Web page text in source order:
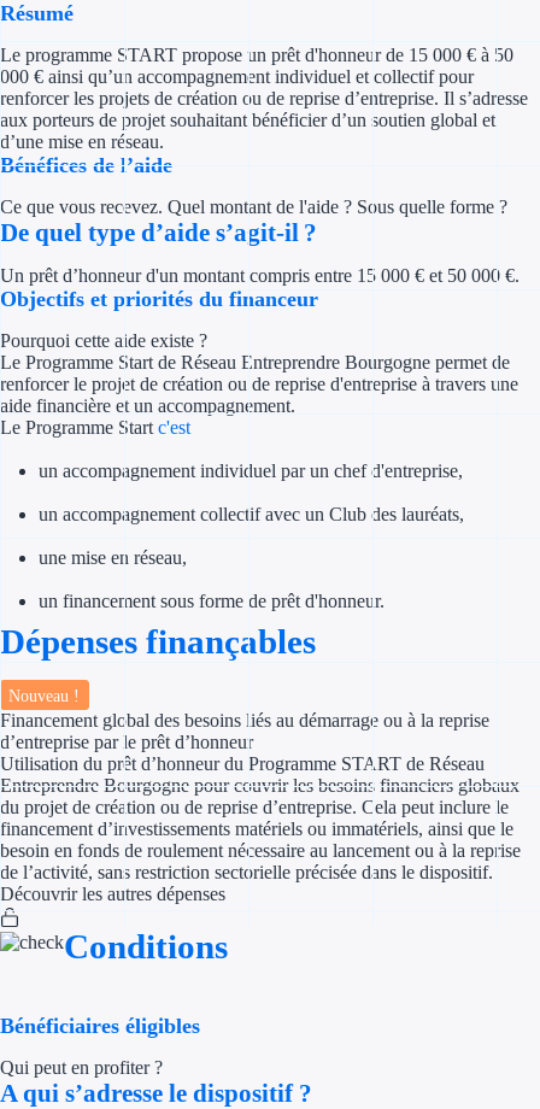
Aides sans
Exonération
Prêt
Appel à projet
Avance
Garantie
Résumé
Le programme START propose un prêt d'honneur de 15 000 € à 50
000 € ainsi qu’un accompagnement individuel et collectif pour
renforcer les projets de création ou de reprise d’entreprise. Il s’adresse
aux porteurs de projet souhaitant bénéficier d’un soutien global et
d’une mise en réseau.
Bénéfices de l’aide
Ce que vous recevez. Quel montant de l'aide ? Sous quelle forme ?
De quel type d’aide s’agit-il ?
Un prêt d’honneur d'un montant compris entre 15 000 € et 50 000 €.
Objectifs et priorités du financeur
Pourquoi cette aide existe ?
Le Programme Start de Réseau Entreprendre Bourgogne permet de
renforcer le projet de création ou de reprise d'entreprise à travers une
aide financière et un accompagnement.
Le Programme Startc'est
un accompagnement individuel par un chef d'entreprise,
un accompagnement collectif avec un Club des lauréats,
une mise en réseau,
un financement sous forme de prêt d'honneur.
Dépenses finançables
Nouveau !
Financement global des besoins liés au démarrage ou à la reprise
d’entreprise par le prêt d’honneur
Utilisation du prêt d’honneur du Programme START de Réseau
Entreprendre Bourgogne pour couvrir les besoins financiers globaux
du projet de création ou de reprise d’entreprise. Cela peut inclure le
financement d’investissements matériels ou immatériels, ainsi que le
besoin en fonds de roulement nécessaire au lancement ou à la reprise
de l’activité, sans restriction sectorielle précisée dans le dispositif.
Découvrir les autres dépenses
Conditions
Bénéficiaires éligibles
Qui peut en profiter ?
A qui s’adresse le dispositif ?